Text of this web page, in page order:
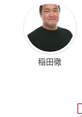
稲田徹